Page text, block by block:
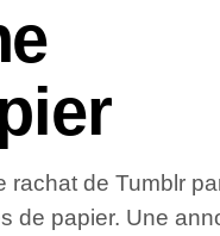
de Tumblr
de papier. Une